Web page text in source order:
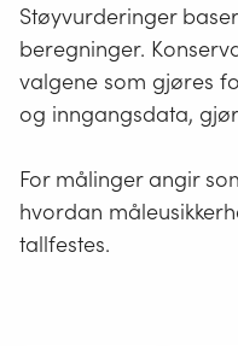
Støyvurderinger
beregninger.
valgene som gjøres
og inngangsdata,
For målinger angir
hvordan
tallfestes.